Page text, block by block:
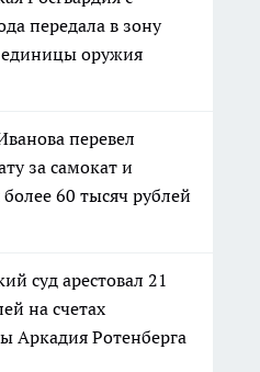
передала в зону
оружия
перевел
за самокат и
60 тысяч рублей
суд арестовал 21
на счетах
Аркадия Ротенберга